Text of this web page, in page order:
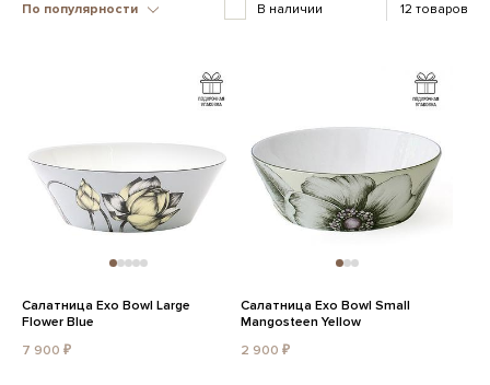
По популярности В наличии 12 товаров
Салатница Exo Bowl Large
Flower Blue
7 900 ₽
Салатница Exo Bowl Small
Mangosteen Yellow
2 900 ₽